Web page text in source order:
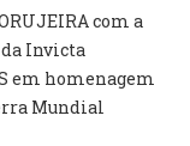
com a
da Invicta
em homenagem
Mundial